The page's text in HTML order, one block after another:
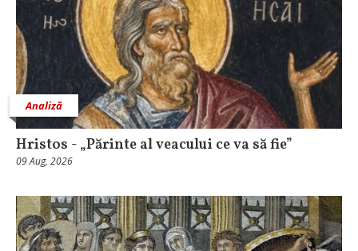
Analiză
Hristos - „Părinte al veacului ce va să fie”
09 Aug, 2026